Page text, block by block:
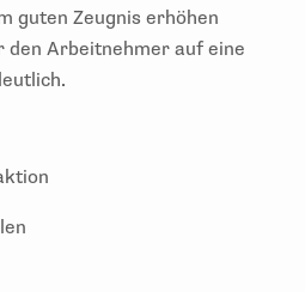
guten Zeugnis erhöhen
den Arbeitnehmer auf eine